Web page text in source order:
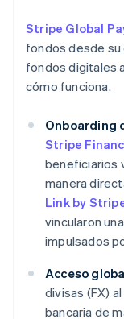
Stripe Global
fondos desde su
fondos digitales
cómo funciona.
Onboarding
Stripe
beneficiarios
manera
Link by
vincularon
impulsados
Acceso
divisas (FX)
bancaria de